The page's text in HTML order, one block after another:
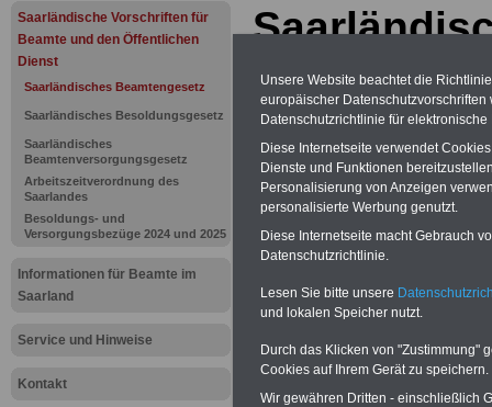
Saarländische Vorschriften für
Beamte und den Öffentlichen
Dienst
Saarländisches Beamtengesetz
Saarländisches Besoldungsgesetz
Saarländisches
Beamtenversorgungsgesetz
Arbeitszeitverordnung des
Saarlandes
Besoldungs- und
Versorgungsbezüge 2024 und 2025
Informationen für Beamte im
Saarland
Service und Hinweise
Kontakt
Versetzung
BEHÖRDEN-ABOmit 3 Ratgebern
22,50 Euro: Wissenswertes für
und Beamte,
Ländern. Alle 3 Ratgeber sind
gegliedert und erläutern auch
Beamtinnen und Beamte sowie
des Saarlandes)..
werden
Unsere Website beachtet die
europäischer
Datenschutzrichtlinie für
Diese Internetseite verwendet
Dienste und Funktionen
Personalisierung von Anzeigen
personalisierte Werbung genutzt.
Diese Internetseite macht Gebrauch
Datenschutzrichtlinie.
Lesen Sie bitte unsere
und lokalen Speicher nutzt.
Durch das Klicken von "Zustimmung"
Cookies auf Ihrem Gerät zu speichern.
Wir gewähren Dritten - einschließlich